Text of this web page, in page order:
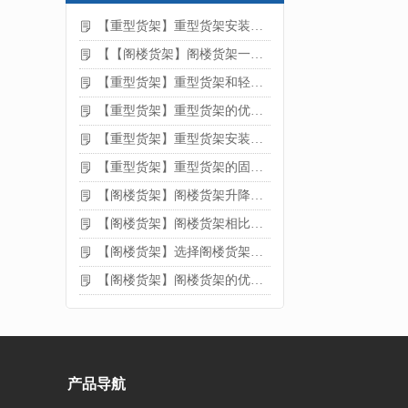
【重型货架】重型货架安装注意事项
【【阁楼货架】阁楼货架一般有哪些用途
【重型货架】重型货架和轻型货架的区别是什么
【重型货架】重型货架的优缺点
【重型货架】重型货架安装需要注意什么？
【重型货架】重型货架的固定方法
【阁楼货架】阁楼货架升降机需要注意哪些
【阁楼货架】阁楼货架相比传统货架的优势是什么
【阁楼货架】选择阁楼货架的好处？
【阁楼货架】阁楼货架的优点是什么
产品导航